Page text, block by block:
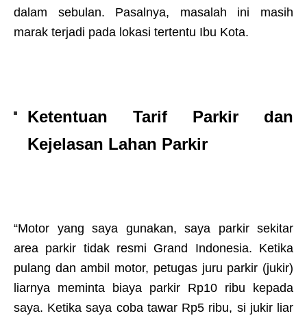
dalam sebulan. Pasalnya, masalah ini masih
marak terjadi pada lokasi tertentu Ibu Kota.
Ketentuan Tarif Parkir dan
Kejelasan Lahan Parkir
“Motor yang saya gunakan, saya parkir sekitar
area parkir tidak resmi Grand Indonesia. Ketika
pulang dan ambil motor, petugas juru parkir (jukir)
liarnya meminta biaya parkir Rp10 ribu kepada
saya. Ketika saya coba tawar Rp5 ribu, si jukir liar